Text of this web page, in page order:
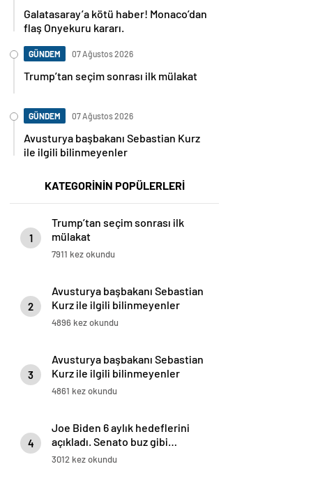
Galatasaray’a kötü haber! Monaco’dan
flaş Onyekuru kararı.
GÜNDEM 07 Ağustos 2026
Trump’tan seçim sonrası ilk mülakat
GÜNDEM 07 Ağustos 2026
Avusturya başbakanı Sebastian Kurz
ile ilgili bilinmeyenler
KATEGORİNİN POPÜLERLERİ
1
Trump’tan seçim sonrası ilk
mülakat
7911 kez okundu
2
Avusturya başbakanı Sebastian
Kurz ile ilgili bilinmeyenler
4896 kez okundu
3
Avusturya başbakanı Sebastian
Kurz ile ilgili bilinmeyenler
4861 kez okundu
4
Joe Biden 6 aylık hedeflerini
açıkladı. Senato buz gibi…
3012 kez okundu